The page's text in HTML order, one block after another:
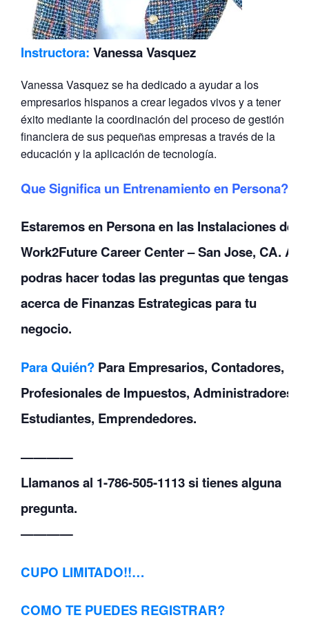
Instructora: Vanessa Vasquez
Vanessa Vasquez se ha dedicado a ayudar a los
empresarios hispanos a crear legados vivos y a tener
éxito mediante la coordinación del proceso de gestión
financiera de sus pequeñas empresas a través de la
educación y la aplicación de tecnología.
Que Significa un Entrenamiento en Persona?
Estaremos en Persona en las Instalaciones de
Work2Future Career Center – San Jose, CA. Alli
podras hacer todas las preguntas que tengas
acerca de Finanzas Estrategicas para tu
negocio.
Para Quién? Para Empresarios, Contadores,
Profesionales de Impuestos, Administradores,
Estudiantes, Emprendedores.
————
Llamanos al 1-786-505-1113 si tienes alguna
pregunta.
————
CUPO LIMITADO!!…
COMO TE PUEDES REGISTRAR?